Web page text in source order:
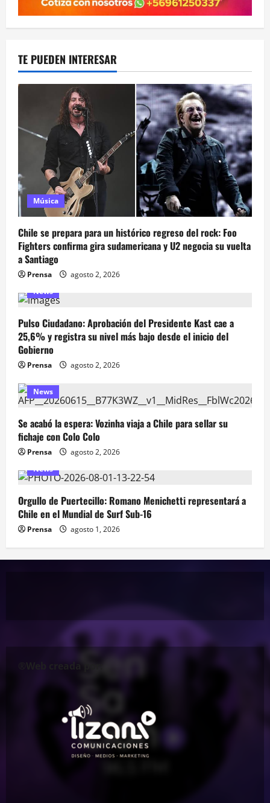
TE PUEDEN INTERESAR
Música
Chile se prepara para un histórico regreso del rock: Foo
Fighters confirma gira sudamericana y U2 negocia su vuelta
a Santiago
Prensa
agosto 2, 2026
News
Pulso Ciudadano: Aprobación del Presidente Kast cae a
25,6% y registra su nivel más bajo desde el inicio del
Gobierno
Prensa agosto 2, 2026
News
Se acabó la espera: Vozinha viaja a Chile para sellar su
fichaje con Colo Colo
Prensa
agosto 2, 2026
News
Orgullo de Puertecillo: Romano Menichetti representará a
Chile en el Mundial de Surf Sub-16
Prensa agosto 1, 2026
®Web creada por: